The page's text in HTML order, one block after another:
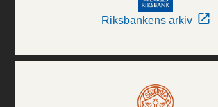
Riksbankens arkiv